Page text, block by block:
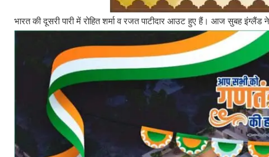
भारत की दूसरी पारी में रोहित शर्मा व रजत पाटीदार आउट हुए हैं। आज सुबह